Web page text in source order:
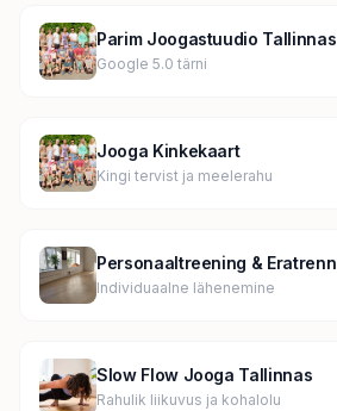
Parim Joogastuudio Tallinnas
Google 5.0 tärni
Jooga Kinkekaart
Kingi tervist ja meelerahu
Personaaltreening & Eratrenn
Individuaalne lähenemine
Slow Flow Jooga Tallinnas
Rahulik liikuvus ja kohalolu